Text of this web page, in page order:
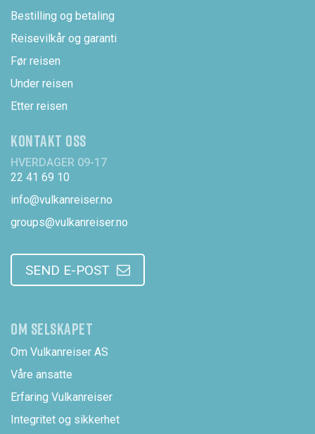
Bestilling og betaling
Reisevilkår og garanti
Før reisen
Under reisen
Etter reisen
KONTAKT OSS
HVERDAGER 09-17
22 41 69 10
info@vulkanreiser.no
groups@vulkanreiser.no
SEND E-POST
OM SELSKAPET
Om Vulkanreiser AS
Våre ansatte
Erfaring Vulkanreiser
Integritet og sikkerhet